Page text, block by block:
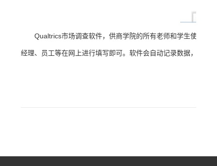
Qualtrics市场调查软件，供商学院的所有老师和学生使用。
经理、员工等在网上进行填写即可。软件会自动记录数据，并转